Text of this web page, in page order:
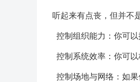
听起来有点丧，但并不
控制组织能力：你可
控制系统效率：你可以
控制场地与网络：如